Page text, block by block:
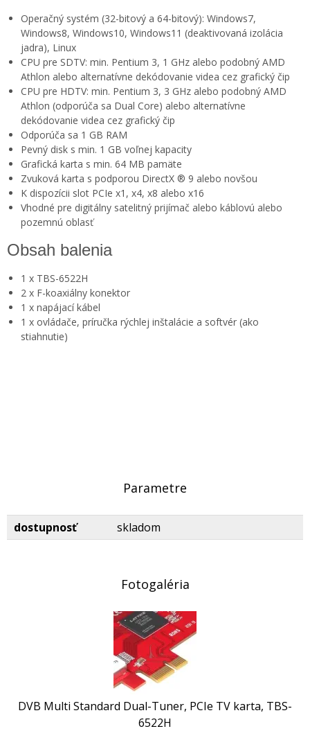
Operačný systém (32-bitový a 64-bitový): Windows7,
Windows8, Windows10, Windows11 (deaktivovaná izolácia
jadra), Linux
CPU pre SDTV: min. Pentium 3, 1 GHz alebo podobný AMD
Athlon alebo alternatívne dekódovanie videa cez grafický čip
CPU pre HDTV: min. Pentium 3, 3 GHz alebo podobný AMD
Athlon (odporúča sa Dual Core) alebo alternatívne
dekódovanie videa cez grafický čip
Odporúča sa 1 GB RAM
Pevný disk s min. 1 GB voľnej kapacity
Grafická karta s min. 64 MB pamäte
Zvuková karta s podporou DirectX ® 9 alebo novšou
K dispozícii slot PCIe x1, x4, x8 alebo x16
Vhodné pre digitálny satelitný prijímač alebo káblovú alebo
pozemnú oblasť
Obsah balenia
1 x TBS-6522H
2 x F-koaxiálny konektor
1 x napájací kábel
1 x ovládače, príručka rýchlej inštalácie a softvér (ako
stiahnutie)
Parametre
dostupnosť skladom
Fotogaléria
DVB Multi Standard Dual-Tuner, PCIe TV karta, TBS-
6522H